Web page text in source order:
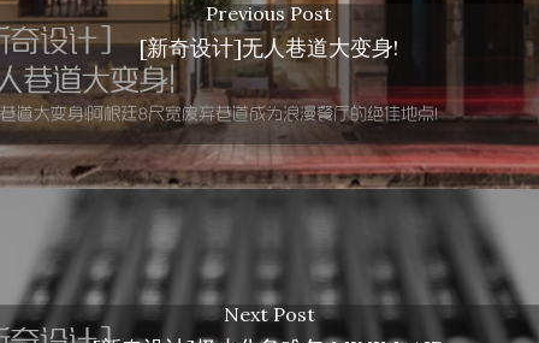
Previous Post
[新奇设计]无人巷道大变身!
Next Post